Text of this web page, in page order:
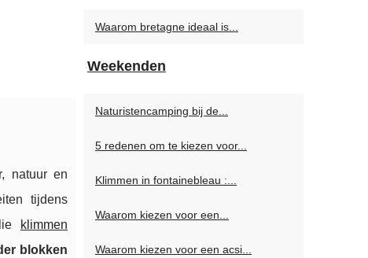
natuur en
tijdens
klimmen
blokken
Waarom bretagne ideaal is...
Weekenden
Naturistencamping bij de...
5 redenen om te kiezen voor...
Klimmen in fontainebleau :...
Waarom kiezen voor een...
Waarom kiezen voor een acsi...